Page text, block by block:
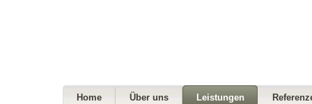
Home Über uns Leistungen